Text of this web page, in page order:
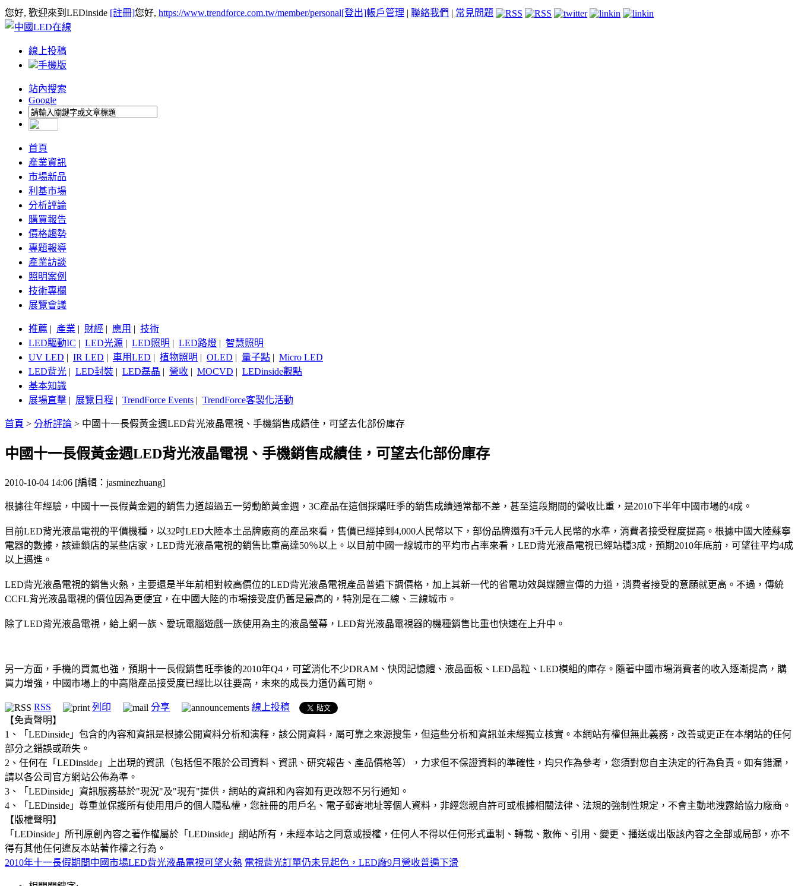
您好, 歡迎來到LEDinside [註冊]您好, https://www.trendforce.com.tw/member/personal[登出]帳戶管理 | 聯絡我們 | 常見問題
線上投稿
手機版
站內搜索
Google
首頁
產業資訊
市場新品
利基市場
分析評論
購買報告
價格趨勢
專題報導
產業訪談
照明案例
技術專欄
展覽會議
推薦 | 產業 | 財經 | 應用 | 技術
LED驅動IC | LED光源 | LED照明 | LED路燈 | 智慧照明
UV LED | IR LED | 車用LED | 植物照明 | OLED | 量子點 | Micro LED
LED背光 | LED封裝 | LED磊晶 | 營收 | MOCVD | LEDinside觀點
基本知識
展場直擊 | 展覽日程 | TrendForce Events | TrendForce客製化活動
首頁 > 分析評論 > 中國十一長假黃金週LED背光液晶電視、手機銷售成績佳，可望去化部份庫存
中國十一長假黃金週LED背光液晶電視、手機銷售成績佳，可望去化部份庫存
2010-10-04 14:06 [編輯：jasminezhuang]
根據往年經驗，中國十一長假黃金週的銷售力道超過五一勞動節黃金週，3C產品在這個採購旺季的銷售成績通常都不差，甚至這段期間的營收比重，是2010下半年中國市場的4成。
目前LED背光液晶電視的平價機種，以32吋LED大陸本土品牌廠商的產品來看，售價已經掉到4,000人民幣以下，部份品牌還有3千元人民幣的水準，消費者接受程度提高。根據中國大陸蘇寧
電器的數據，該連鎖店的某些店家，LED背光液晶電視的銷售比重高達50％以上。以目前中國一線城市的平均市占率來看，LED背光液晶電視已經站穩3成，預期2010年底前，可望往平均4成
以上邁進。
LED背光液晶電視的銷售火熱，主要還是半年前相對較高價位的LED背光液晶電視產品普遍下調價格，加上其新一代的省電功效與媒體宣傳的力道，消費者接受的意願就更高。不過，傳統
CCFL背光液晶電視的價位因為更便宜，在中國大陸的市場接受度仍舊是最高的，特別是在二線、三線城市。
除了LED背光液晶電視，給上網一族、愛玩電腦遊戲一族使用為主的液晶螢幕，LED背光液晶電視器的機種銷售比重也快速在上升中。
另一方面，手機的買氣也強，預期十一長假銷售旺季後的2010年Q4，可望消化不少DRAM、快閃記憶體、液晶面板、LED晶粒、LED模組的庫存。隨著中國市場消費者的收入逐漸提高，購
買力增強，中國市場上的中高階產品接受度已經比以往要高，未來的成長力道仍舊可期。
RSS 列印 分享
線上投稿
【免責聲明】
1、「LEDinside」包含的內容和資訊是根據公開資料分析和演釋，該公開資料，屬可靠之來源搜集，但這些分析和資訊並未經獨立核實。本網站有權但無此義務，改善或更正在本網站的任何
部分之錯誤或疏失。
2、任何在「LEDinside」上出現的資訊（包括但不限於公司資料、資訊、研究報告、產品價格等），力求但不保證資料的準確性，均只作為參考，您須對您自主決定的行為負責。如有錯漏，
請以各公司官方網站公佈為準。
3、「LEDinside」資訊服務基於"現況"及"現有"提供，網站的資訊和內容如有更改恕不另行通知。
4、「LEDinside」尊重並保護所有使用用戶的個人隱私權，您註冊的用戶名、電子郵寄地址等個人資料，非經您親自許可或根據相關法律、法規的強制性規定，不會主動地洩露給協力廠商。
【版權聲明】
「LEDinside」所刊原創內容之著作權屬於「LEDinside」網站所有，未經本站之同意或授權，任何人不得以任何形式重制、轉載、散佈、引用、變更、播送或出版該內容之全部或局部，亦不
得有其他任何違反本站著作權之行為。
2010年十一長假期間中國市場LED背光液晶電視可望火熱 電視背光訂單仍未見起色，LED廠9月營收普遍下滑